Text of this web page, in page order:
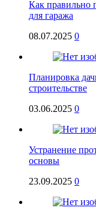
Как правильно
для гаража
08.07.2025 0
Планировка
строительстве
03.06.2025 0
Устранение
основы
23.09.2025 0